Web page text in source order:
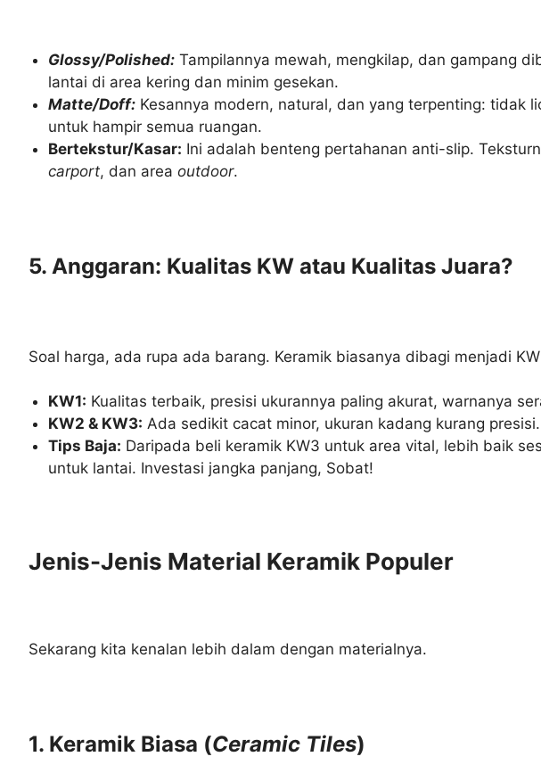
Glossy/Polished: Tampilannya mewah, mengkilap, dan gampang
lantai di area kering dan minim gesekan.
Matte/Doff: Kesannya modern, natural, dan yang terpenting: tidak
untuk hampir semua ruangan.
Bertekstur/Kasar: Ini adalah benteng pertahanan anti-slip.
carport, dan areaoutdoor.
5. Anggaran: Kualitas KW atau Kualitas Juara?
Soal harga, ada rupa ada barang. Keramik biasanya dibagi menjadi
KW1: Kualitas terbaik, presisi ukurannya paling akurat, warnanya
KW2 & KW3: Ada sedikit cacat minor, ukuran kadang kurang presisi.
Tips Baja: Daripada beli keramik KW3 untuk area vital, lebih baik
untuk lantai. Investasi jangka panjang, Sobat!
Jenis-Jenis Material Keramik Populer
Sekarang kita kenalan lebih dalam dengan materialnya.
1. Keramik Biasa (Ceramic Tiles)